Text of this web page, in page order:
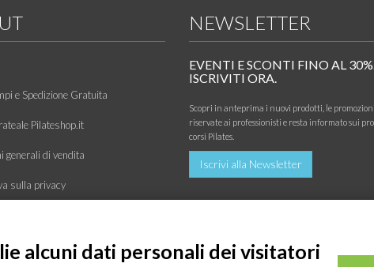
e Spedizione Gratuita
Pilateshop.it
generali di vendita
sulla privacy
NEWSLETTER
EVENTI E SCONTI FINO AL
ISCRIVITI ORA.
Scopri in anteprima i nuovi prodotti, le promozioni
riservate ai professionisti e resta informato sui
corsi Pilates.
Iscrivi alla Newsletter
alcuni dati personali dei visitatori